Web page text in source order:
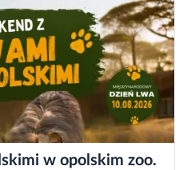
w opolskim zoo.